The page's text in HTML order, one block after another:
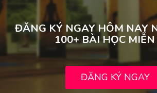
ĐĂNG KÝ NGAY HÔM NAY
100+ BÀI HỌC
ĐĂNG KÝ NGAY